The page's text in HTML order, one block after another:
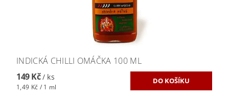
INDICKÁ CHILLI OMÁČKA 100 ML
149 Kč/ ks
1,49 Kč / 1 ml